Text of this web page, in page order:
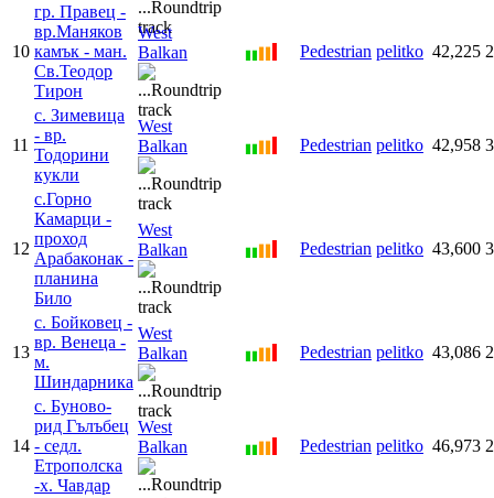
10
гр. Правец -
вр.Маняков
камък - ман.
Св.Теодор
Тирон
West
Balkan
Pedestrian pelitko 42,225
11
с. Зимевица
- вр.
Тодорини
кукли
West
Balkan
Pedestrian pelitko 42,958
12
с.Горно
Камарци -
проход
Арабаконак -
планина
Било
West
Balkan
Pedestrian pelitko 43,600
13
с. Бойковец -
вр. Венеца -
м.
Шиндарника
West
Balkan
Pedestrian pelitko 43,086
14
с. Буново-
рид Гълъбец
- седл.
Етрополска
-х. Чавдар
West
Balkan
Pedestrian pelitko 46,973